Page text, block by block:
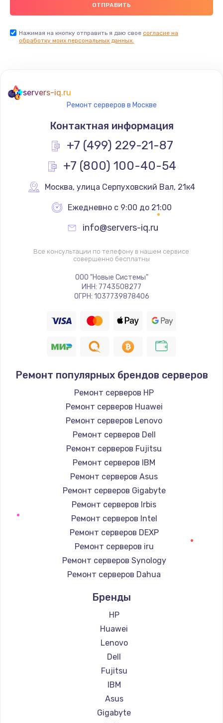
Заказать
Замена термостата
1200 руб.
Заказать
Замена реле
Замена термопредохранителя
700 руб.
Заказать
Замена ТЭНа
2500 руб.
1400 руб.
Замена / ремонт электронного модуля
управления
600 руб.
Заказать
Замена конфорки
1100 руб.
Заказать
Замена платы сенсора
900 руб.
Заказать
Замена регулятора режимов конфорки
900 руб.
Заказать
Замена сенсорного датчика
1300 руб.
Замена сигнальной лампы
1200 руб.
Нажимая на кнопку отправить я даю свое согласие на
обработку моих персональных данных.
servers-iq.ru
Ремонт серверов в Москве
Контактная информация
+7 (499) 229-21-87
+7 (800) 100-40-54
Москва, улица Серпуховский Вал, 21к4
Ежедневно с 9:00 до 21:00
info@servers-iq.ru
Все консультации по телефону в нашем сервисе
совершенно бесплатны
ООО "Новые Системы"
ИНН: 7743508277
ОГРН: 1037739878406
Ремонт популярных брендов серверов
Ремонт серверов HP
Ремонт серверов Huawei
Ремонт серверов Lenovo
Ремонт серверов Dell
Ремонт серверов Fujitsu
Ремонт серверов IBM
Ремонт серверов Asus
Ремонт серверов Gigabyte
Ремонт серверов Irbis
Ремонт серверов Intel
Ремонт серверов DEXP
Ремонт серверов iru
Ремонт серверов Synology
Ремонт серверов Dahua
Бренды
HP
Huawei
Lenovo
Dell
Fujitsu
IBM
Asus
Gigabyte